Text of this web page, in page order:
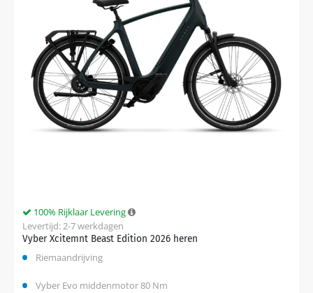
Vyber Xcitemnt Beast Edition 2026 heren
100% Rijklaar Levering
Levertijd: 2-7 werkdagen
Riemaandrijving
Vyber Evo middenmotor 80 Nm